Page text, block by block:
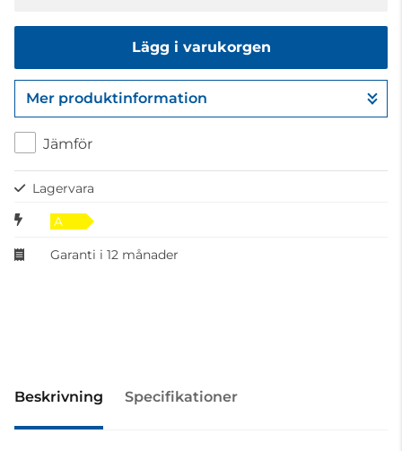
Lägg i varukorgen
Gå till kassan
Mer produktinformation
Jämför
Lagervara
A
Garanti i 12 månader
Beskrivning Specifikationer